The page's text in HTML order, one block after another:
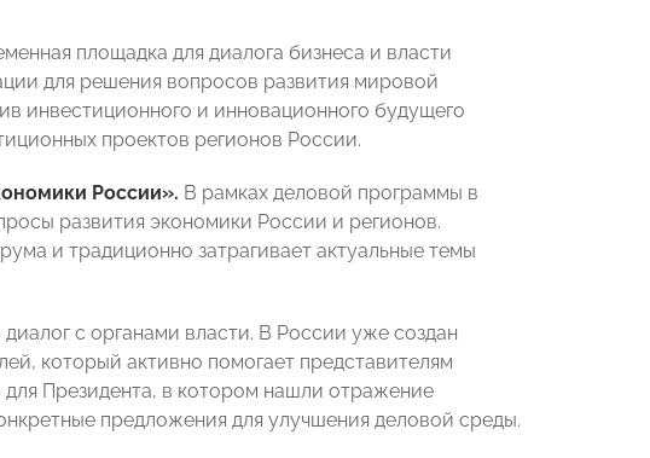
площадка для диалога бизнеса и власти
для решения вопросов развития мировой
инвестиционного и инновационного будущего
проектов регионов России.
России». В рамках деловой программы в
развития экономики России и регионов.
и традиционно затрагивает актуальные темы
с органами власти. В России уже создан
который активно помогает представителям
Президента, в котором нашли отражение
предложения для улучшения деловой среды.